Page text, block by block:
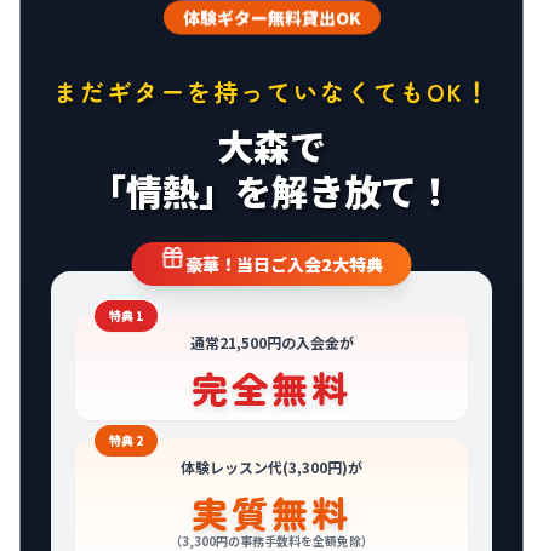
体験ギター無料貸出OK
まだギターを持っていなくてもOK！
大森で
「情熱」を解き放て！
豪華！当日ご入会2大特典
特典 1
通常21,500円の入会金が
完全無料
特典 2
体験レッスン代(3,300円)が
実質無料
（3,300円の事務手数料を全額免除）